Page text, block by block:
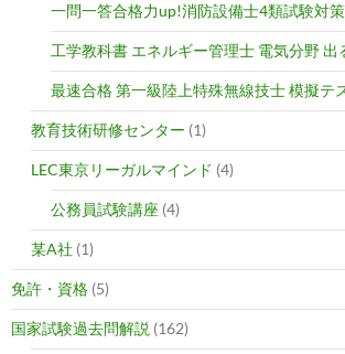
一問一答合格力up!消防設備士4類試験対
工学教科書 エネルギー管理士 電気分野 出
最速合格 第一級陸上特殊無線技士 模擬テ
教育技術研修センター (1)
LEC東京リーガルマインド (4)
公務員試験講座 (4)
某A社 (1)
免許・資格 (5)
国家試験過去問解説 (162)